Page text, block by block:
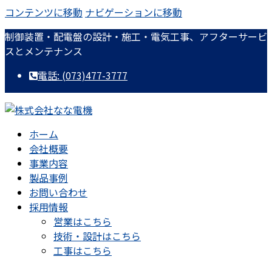
コンテンツに移動 ナビゲーションに移動
制御装置・配電盤の設計・施工・電気工事、アフターサービ
スとメンテナンス
電話: (073)477-3777
ホーム
会社概要
事業内容
製品事例
お問い合わせ
採用情報
営業はこちら
技術・設計はこちら
工事はこちら